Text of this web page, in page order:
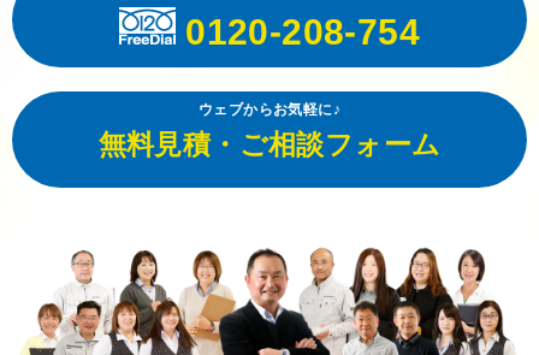
0120-208-754
ウェブからお気軽に♪
無料見積・ご相談フォーム